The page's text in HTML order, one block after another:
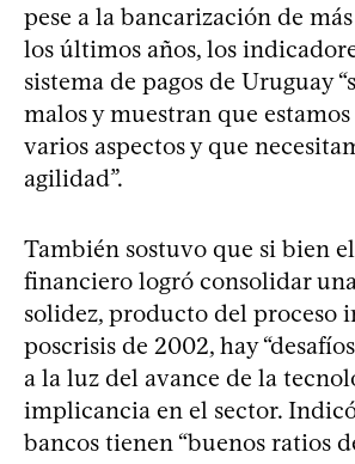
pese a la bancarización de
los últimos años, los
sistema de pagos de Uruguay
malos y muestran que estamos
varios aspectos y que
agilidad”.
También sostuvo que si bien
financiero logró consolidar
solidez, producto del proceso
poscrisis de 2002, hay
a la luz del avance de la
implicancia en el sector.
bancos tienen “buenos ratios